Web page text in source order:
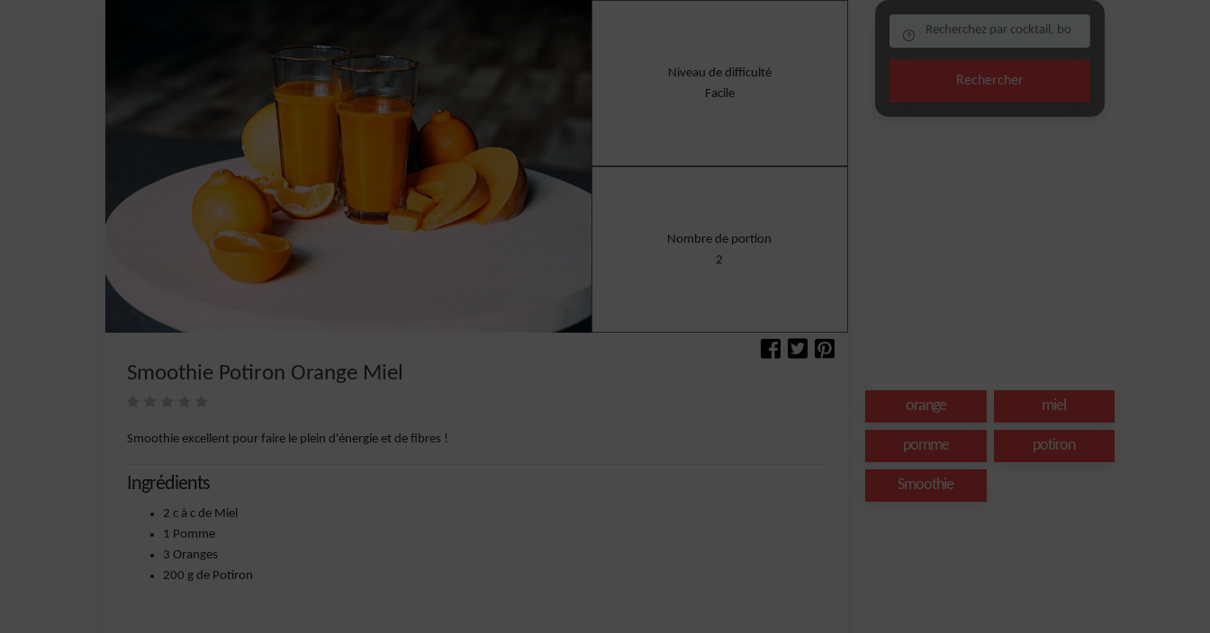
Niveau de difficulté
Facile
Nombre de portion
2
Smoothie Potiron Orange Miel
Smoothie excellent pour faire le plein d'énergie et de fibres !
Ingrédients
2 c à c de Miel
1 Pomme
3 Oranges
200 g de Potiron
Rechercher
orange miel
pomme potiron
Smoothie